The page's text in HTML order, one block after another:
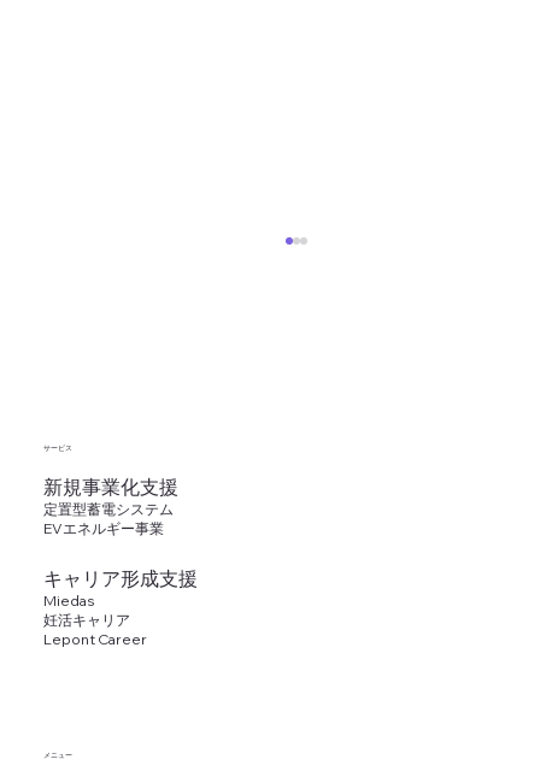
【研修レポート】働く女性のキャリアの
​サービス
新規事業化支援
定置型蓄電システム
EVエネルギー事業
キャリア形成支援
Miedas
妊活キャリア
​Lepont Career
メニュー